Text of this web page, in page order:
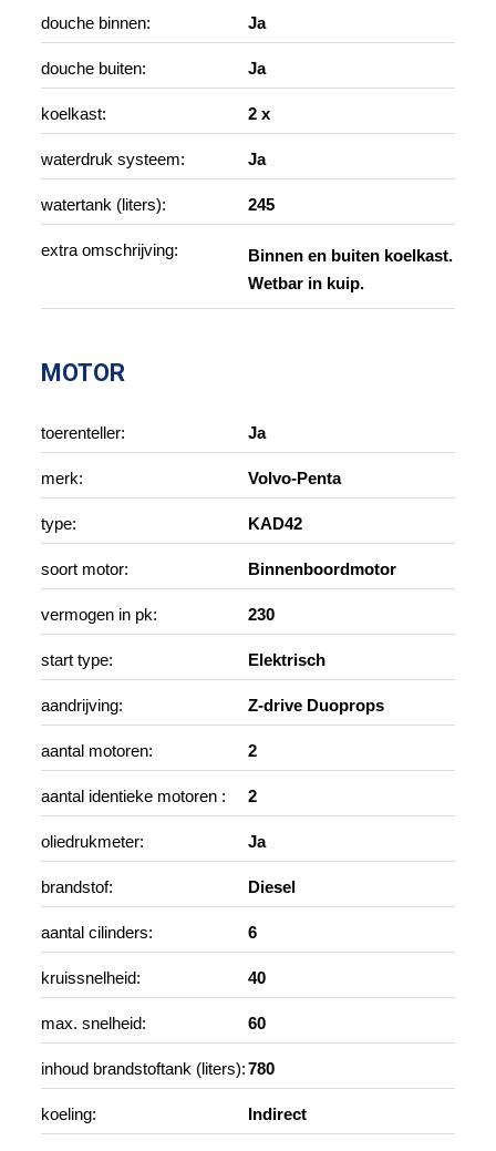
douche binnen: Ja
douche buiten: Ja
koelkast: 2 x
waterdruk systeem: Ja
watertank (liters): 245
extra omschrijving:
Binnen en buiten koelkast.
Wetbar in kuip.
MOTOR
toerenteller: Ja
merk: Volvo-Penta
type: KAD42
soort motor: Binnenboordmotor
vermogen in pk: 230
start type: Elektrisch
aandrijving: Z-drive Duoprops
aantal motoren: 2
aantal identieke motoren : 2
oliedrukmeter: Ja
brandstof: Diesel
aantal cilinders: 6
kruissnelheid: 40
max. snelheid: 60
inhoud brandstoftank (liters):780
koeling: Indirect